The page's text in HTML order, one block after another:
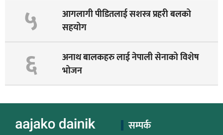
५
आगलागी पीडितलाई सशस्त्र प्रहरी बलको
सहयोग
६
अनाथ बालकहरु लाई नेपाली सेनाको विशेष
भोजन
सम्पर्क